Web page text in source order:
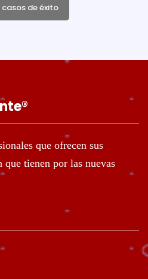
casos de éxito
que ofrecen sus
tienen por las nuevas